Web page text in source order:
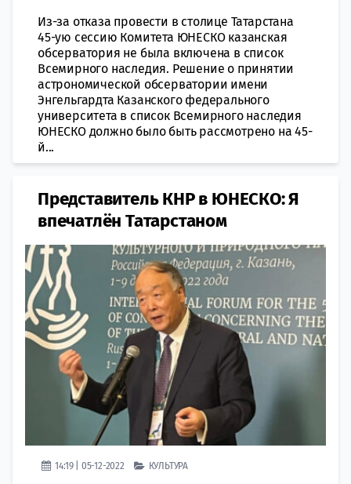
Из-за отказа провести в столице Татарстана
45-ую сессию Комитета ЮНЕСКО казанская
обсерватория не была включена в список
Всемирного наследия. Решение о принятии
астрономической обсерватории имени
Энгельгардта Казанского федерального
университета в список Всемирного наследия
ЮНЕСКО должно было быть рассмотрено на 45-
й...
Представитель КНР в ЮНЕСКО: Я
впечатлён Татарстаном
14:19 | 05-12-2022 КУЛЬТУРА